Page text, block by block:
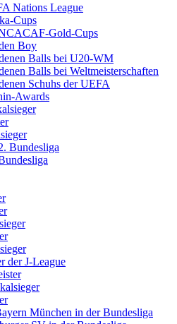
Nations League
Cups
Gold-Cups
Boy
Balls bei U20-WM
Balls bei Weltmeisterschaften
Schuhs der UEFA
Awards
Bundesliga
der J-League
München in der Bundesliga